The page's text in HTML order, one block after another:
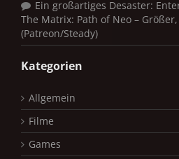
Ein großartiges Desaster:
The Matrix: Path of Neo –
(Patreon/Steady)
Kategorien
Allgemein
Filme
Games